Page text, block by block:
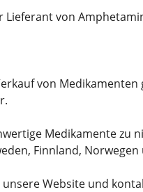
Lieferant von
von
Medikamente zu
Finnland, Norwegen
Website und